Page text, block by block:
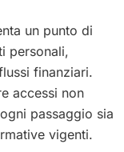
un punto di
personali,
finanziari.
accessi non
passaggio sia
vigenti.